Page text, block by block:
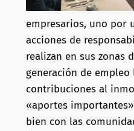
empresarios, uno por
acciones de
realizan en sus zonas
generación de empleo
contribuciones al
«aportes
bien con las